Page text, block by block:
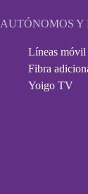
AUTÓNOMOS Y
Líneas móvil
Fibra
Yoigo TV